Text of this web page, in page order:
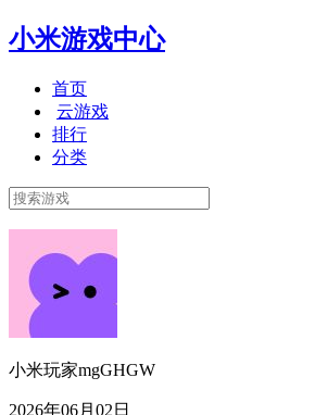
小米游戏中心
首页
云游戏
排行
分类
小米玩家mgGHGW
2026年06月02日